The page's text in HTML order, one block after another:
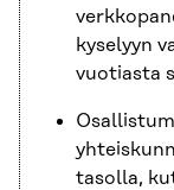
kyselyyn
vuotiasta
tasolla,